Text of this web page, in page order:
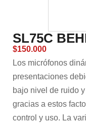
SL75C
$150.000
Los micrófonos
presentaciones
bajo nivel de ruido
gracias a estos
control y uso. La